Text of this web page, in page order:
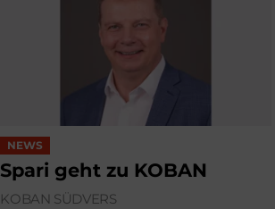
NEWS
Spari geht zu KOBAN
KOBAN SÜDVERS